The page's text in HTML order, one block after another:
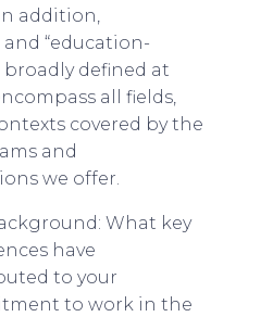
addition,
and “education-
broadly defined at
all fields,
covered by the
and
we offer.
What key
have
to your
to work in the